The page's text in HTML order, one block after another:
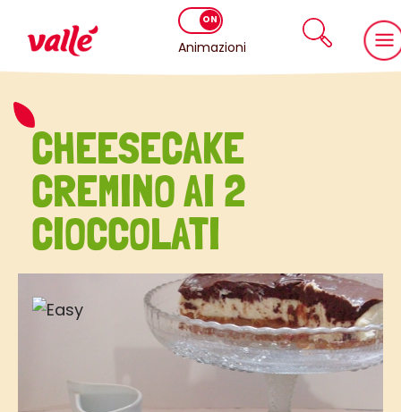
Animazioni
CHEESECAKE
CREMINO AI 2
CIOCCOLATI